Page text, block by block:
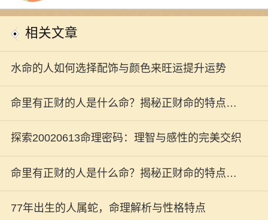
相关文章
水命的人如何选择配饰与颜色来旺运提升运势
命里有正财的人是什么命？揭秘正财命的特点与
运势
探索20020613命理密码：理智与感性的完美交织
命里有正财的人是什么命？揭秘正财命的特点与
运势
77年出生的人属蛇，命理解析与性格特点